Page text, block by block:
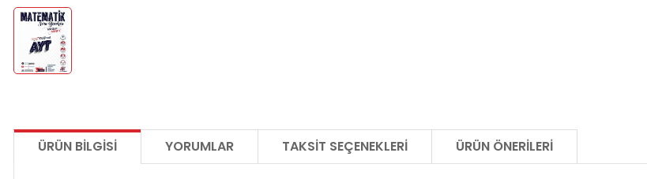
ÜRÜN BILGISI YORUMLAR TAKSIT SEÇENEKLERI ÜRÜN ÖNERILERI